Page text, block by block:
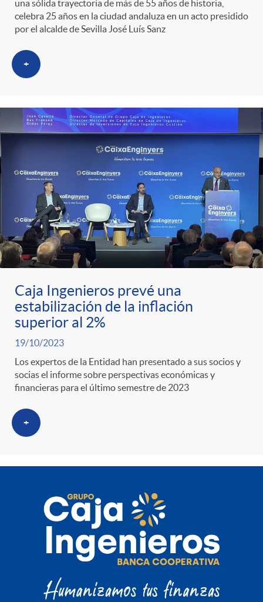
una sólida trayectoria de más de 55 años de historia,
celebra 25 años en la ciudad andaluza en un acto presidido
por el alcalde de Sevilla José Luís Sanz
+
Caja Ingenieros prevé una
estabilización de la inflación
superior al 2%
19/10/2023
Los expertos de la Entidad han presentado a sus socios y
socias el informe sobre perspectivas económicas y
financieras para el último semestre de 2023
+